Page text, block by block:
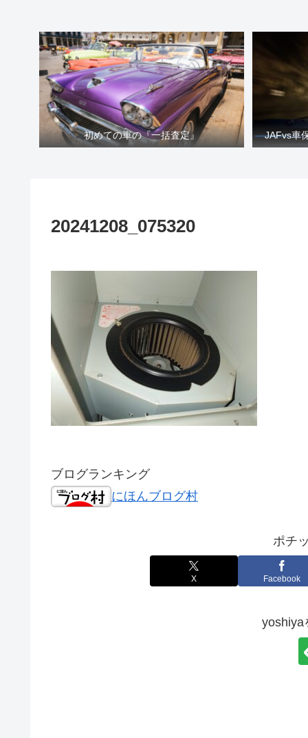
初めての車の『一括査定』 JAFvs車
20241208_075320
ブログランキング
にほんブログ村
ポチ
X Facebook
yoshiya